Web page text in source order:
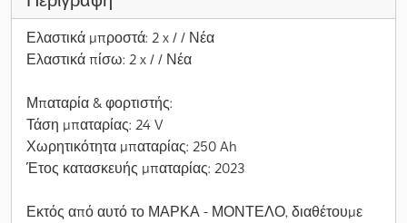
Ελαστικά μπροστά: 2 x / / Νέα
Ελαστικά πίσω: 2 x / / Νέα
Μπαταρία & φορτιστής:
Τάση μπαταρίας: 24 V
Χωρητικότητα μπαταρίας: 250 Ah
Έτος κατασκευής μπαταρίας: 2023
Εκτός από αυτό το ΜΑΡΚΑ - ΜΟΝΤΕΛΟ, διαθέτουμε